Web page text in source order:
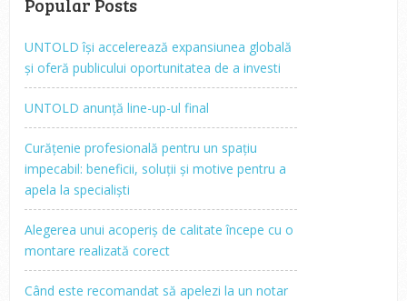
Popular Posts
UNTOLD își accelerează expansiunea globală
și oferă publicului oportunitatea de a investi
UNTOLD anunță line-up-ul final
Curățenie profesională pentru un spațiu
impecabil: beneficii, soluții și motive pentru a
apela la specialiști
Alegerea unui acoperiș de calitate începe cu o
montare realizată corect
Când este recomandat să apelezi la un notar